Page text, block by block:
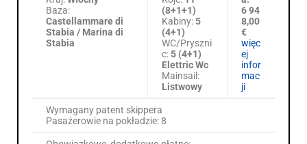
Baza:
Castellammare di
Stabia / Marina di
Stabia
(8+1+1)
Kabiny:5
(4+1)
WC/Pryszni
c:5 (4+1)
Elettric Wc
Mainsail:
Listwowy
6 94
8,00
€
więc
ej
infor
mac
ji
Wymagany patent skippera
Pasażerowie na pokładzie: 8